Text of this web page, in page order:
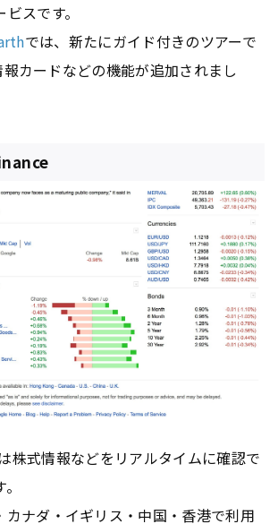
スです。
では、新たにガイド付きのツアーで
カードなどの機能が追加されまし
株式情報などをリアルタイムに確認で
カナダ・イギリス・中国・香港で利用